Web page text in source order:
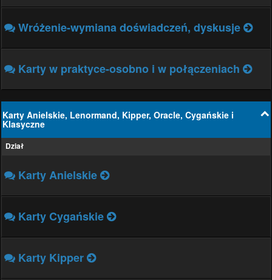
Wróżenie-wymiana doświadczeń, dyskusje
Karty w praktyce-osobno i w połączeniach
Karty Anielskie, Lenormand, Kipper, Oracle, Cygańskie i
Klasyczne
Dział
Karty Anielskie
Karty Cygańskie
Karty Kipper